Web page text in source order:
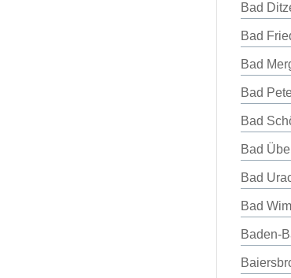
Bad
Bad
Bad
Bad
Bad
Bad
Bad
Bad
Baden-